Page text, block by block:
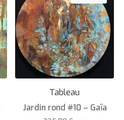
Tableau
Jardin rond #10 – Gaïa